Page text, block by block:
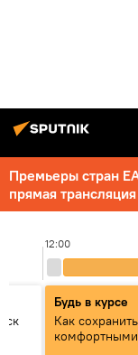
Премьеры стран
прямая
12:00
Будь в курсе
Как